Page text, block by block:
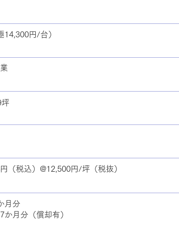
14,300円/台）
（税込）@12,500円/坪（税抜）
月分
月分（償却有）